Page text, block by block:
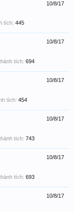
10/8/17
tích: 445
10/8/17
tích: 694
10/8/17
tích: 454
10/8/17
tích: 743
10/8/17
tích: 693
10/8/17